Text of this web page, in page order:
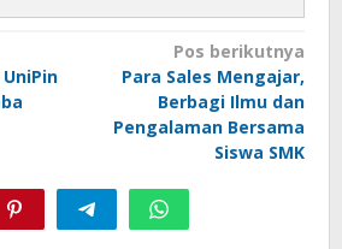
Pos berikutnya
Para Sales Mengajar,
Berbagi Ilmu dan
Pengalaman Bersama
Siswa SMK